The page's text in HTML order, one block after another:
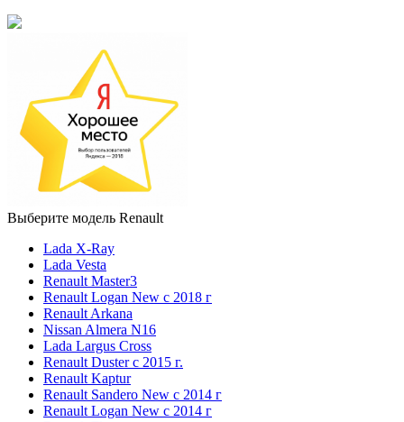
Выберите модель Renault
Lada X-Ray
Lada Vesta
Renault Master3
Renault Logan New с 2018 г
Renault Arkana
Nissan Almera N16
Lada Largus Cross
Renault Duster с 2015 г.
Renault Kaptur
Renault Sandero New с 2014 г
Renault Logan New с 2014 г